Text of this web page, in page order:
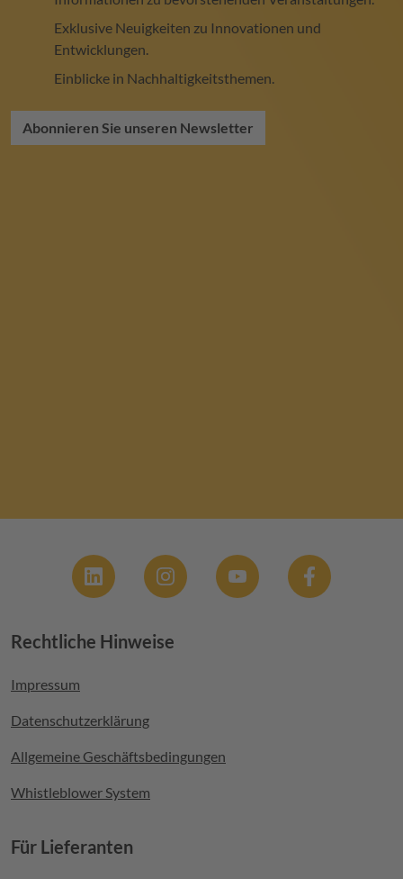
Exklusive Neuigkeiten zu Innovationen und
Entwicklungen.
Einblicke in Nachhaltigkeitsthemen.
Abonnieren Sie unseren Newsletter
Footer menu
Rechtliche Hinweise
Impressum
Datenschutzerklärung
Allgemeine Geschäftsbedingungen
Whistleblower System
Für Lieferanten
Social